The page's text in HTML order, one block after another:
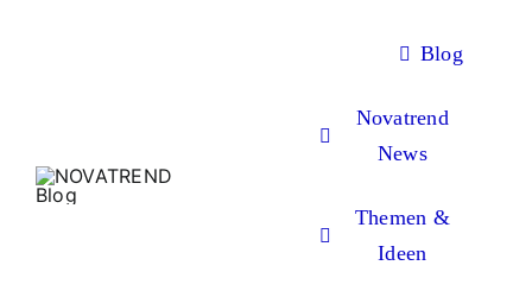
Blog
Novatrend
News
Themen &
Ideen